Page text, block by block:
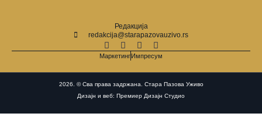
Редакција
redakcija@starapazovauzivo.rs
МаркетингИмпресум
2026. © Сва права задржана. Стара Пазова Уживо
Дизајн и веб: Премиер Дизајн Студио